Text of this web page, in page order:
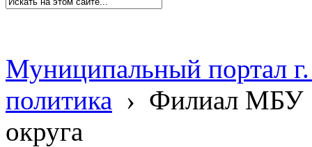
Муниципальный портал
политика › Филиал МБУ
округа